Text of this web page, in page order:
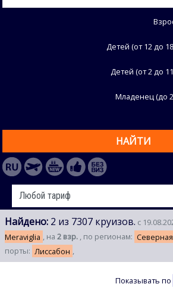
Детей (от 12 до
Детей (от 2 до
Младенец (до
НАЙТИ
Найдено: 2 из 7307 круизов. с
Meraviglia , на 2 взр. , по регионам:
порты: Лиссабон ,
Показывать по